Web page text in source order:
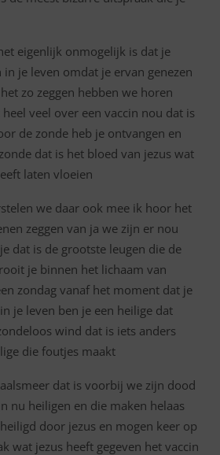
eigenlijk onmogelijk is dat je
je leven omdat je ervan genezen
zo zeggen hebben we horen
veel over een vaccin nou dat is
de zonde heb je ontvangen en
dat is het bloed van jezus wat
laten vloeien
we daar ook mee ik hoor het
zeggen van ja we zijn er nou
dat is de grootste leugen die de
je binnen het lichaam van
zondag vanaf het moment dat je
je leven ben je een heilige dat
wind dat is iets anders
die foutjes maakt
dat is voorbij we zijn dood
nu heiligen en die maken helaas
door jezus en mogen keer op
wat jezus heeft gegeven het vaccin